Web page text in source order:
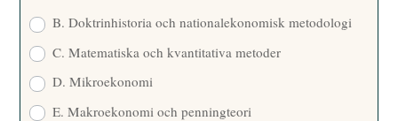
B. Doktrinhistoria och nationalekonomisk metodologi
C. Matematiska och kvantitativa metoder
D. Mikroekonomi
E. Makroekonomi och penningteori